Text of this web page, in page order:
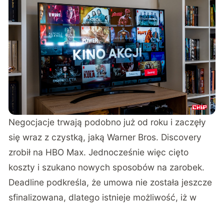
Negocjacje trwają podobno już od roku i zaczęły
się wraz z czystką, jaką Warner Bros. Discovery
zrobił na HBO Max. Jednocześnie więc cięto
koszty i szukano nowych sposobów na zarobek.
Deadline podkreśla, że umowa nie została jeszcze
sfinalizowana, dlatego istnieje możliwość, iż w